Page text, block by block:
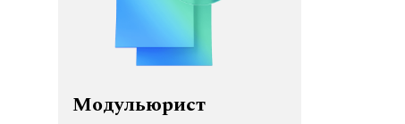
Модульюрист